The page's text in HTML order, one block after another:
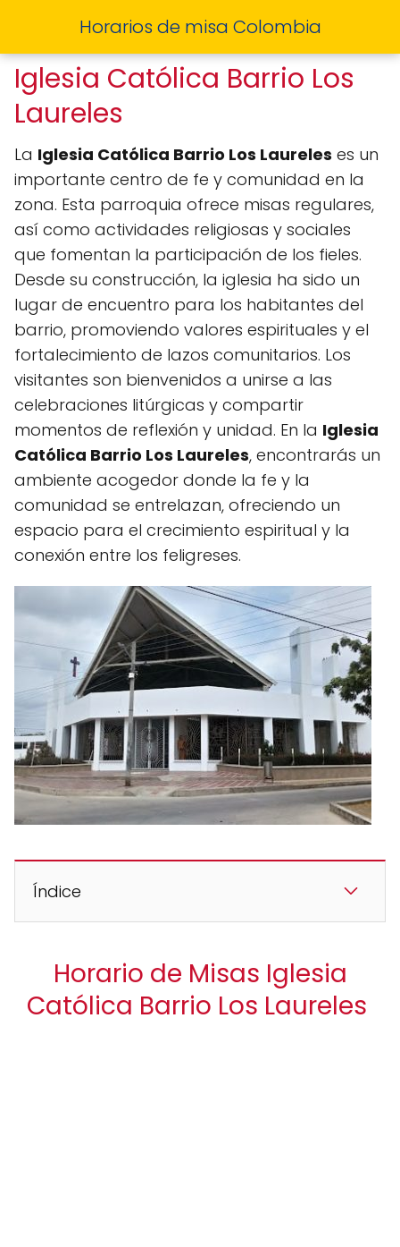
Horarios de misa Colombia
Iglesia Católica Barrio Los
Laureles
La Iglesia Católica Barrio Los Laureles es un
importante centro de fe y comunidad en la
zona. Esta parroquia ofrece misas regulares,
así como actividades religiosas y sociales
que fomentan la participación de los fieles.
Desde su construcción, la iglesia ha sido un
lugar de encuentro para los habitantes del
barrio, promoviendo valores espirituales y el
fortalecimiento de lazos comunitarios. Los
visitantes son bienvenidos a unirse a las
celebraciones litúrgicas y compartir
momentos de reflexión y unidad. En la Iglesia
Católica Barrio Los Laureles, encontrarás un
ambiente acogedor donde la fe y la
comunidad se entrelazan, ofreciendo un
espacio para el crecimiento espiritual y la
conexión entre los feligreses.
Índice
Horario de Misas Iglesia
Católica Barrio Los Laureles